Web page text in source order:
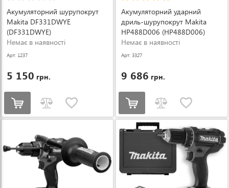
Акумуляторний шурупокрут
Makita DF331DWYE
(DF331DWYE)
Немає в наявності
Арт: 1237
5 150 грн.
Акумуляторний ударний
дриль-шурупокрут Makita
HP488D006 (HP488D006)
Немає в наявності
Арт: 3327
9 686 грн.